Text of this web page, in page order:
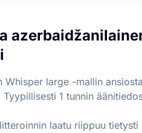
tiedostorajarajalla 3.
mikä auttaa sinua
Whisper large -mallin
Tyypillisesti 1 tunnin
laatu riippuu